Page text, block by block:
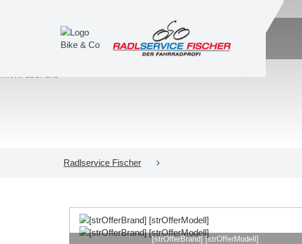
Radlservice Fischer
[strOfferBrand] [strOfferModell]